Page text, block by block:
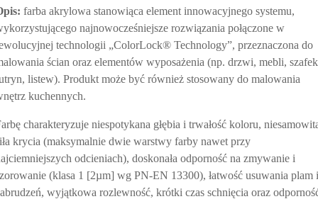
farba akrylowa stanowiąca element innowacyjnego systemu,
najnowocześniejsze rozwiązania połączone w
technologii „ColorLock® Technology”, przeznaczona do
ścian oraz elementów wyposażenia (np. drzwi, mebli,
listew). Produkt może być również stosowany do malowania
kuchennych.
charakteryzuje niespotykana głębia i trwałość koloru,
krycia (maksymalnie dwie warstwy farby nawet przy
odcieniach), doskonała odporność na zmywanie i
(klasa 1 [2µm] wg PN-EN 13300), łatwość usuwania plam i
wyjątkowa rozlewność, krótki czas schnięcia oraz